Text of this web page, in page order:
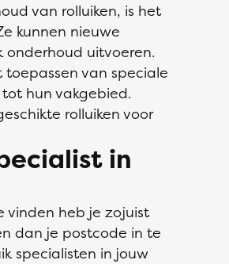
van rolluiken, is het
kunnen nieuwe
onderhoud uitvoeren.
van speciale
hun vakgebied.
rolluiken voor
in
vinden heb je zojuist
dan je postcode in te
specialisten in jouw